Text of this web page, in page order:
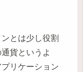
とは少し役割
貨というよ
リケーション